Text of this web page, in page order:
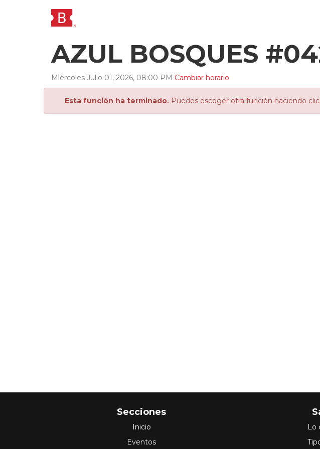
AZUL BOSQUES
Miércoles Julio 01, 2026, 08:00 PM Cambiar horario
Esta función ha terminado. Puedes escoger otra función haciendo
Secciones
Inicio
Eventos
Lo